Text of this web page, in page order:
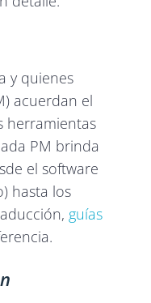
y quienes
acuerdan el
herramientas
PM brinda
el software
hasta los
guías